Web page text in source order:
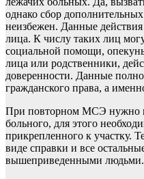
однако сбор
неизбежен. Данные
лица. К числу таких лиц
социальной помощи,
лица или родственники,
доверенности. Данные
гражданского права, а
При повторном МСЭ нужно
больного, для этого
прикрепленного к участку.
виде справки и все
вышеприведенными людьми.